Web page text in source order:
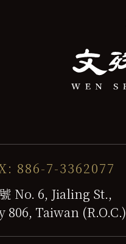
886-7-3362077
No. 6, Jialing St.,
Taiwan (R.O.C.)